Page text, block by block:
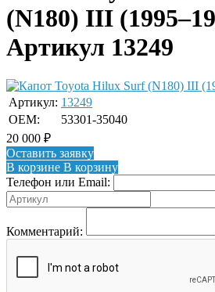
(N180) III
Артикул 13249
Артикул: 13249
OEM:
53301-35040
20 000 ₽
Оставить заявку
В корзине В корзину
Телефон или Email:
Комментарий: